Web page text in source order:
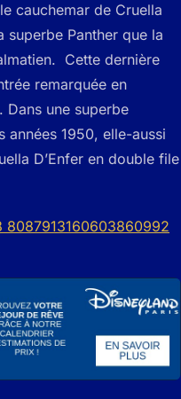
cauchemar de Cruella
Panther que la
Cette dernière
remarquée en
une superbe
années 1950, elle-aussi
D’Enfer en double file